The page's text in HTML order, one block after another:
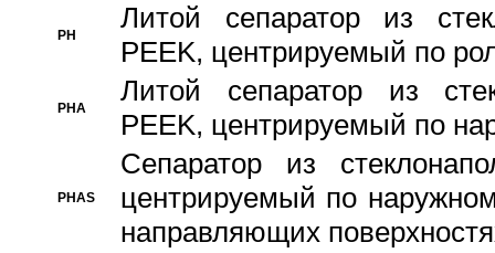
PH
Литой сепаратор из
PEEK, центрируемый по
PHA
Литой сепаратор из
PEEK, центрируемый по
PHAS
Сепаратор из
центрируемый по
направляющих